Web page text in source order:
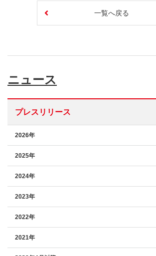
一覧へ戻る
ニュース
プレスリリース
2026年
2025年
2024年
2023年
2022年
2021年